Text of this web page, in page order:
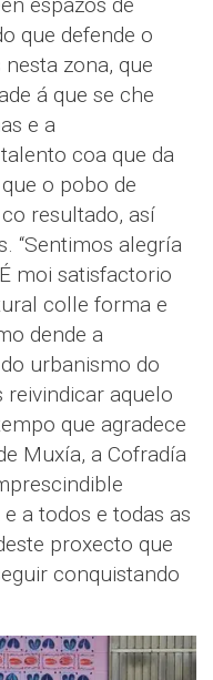
espazos de
que defende o
zona, que
á que se che
e a
coa que da
o pobo de
resultado, así
“Sentimos alegría
moi satisfactorio
colle forma e
dende a
urbanismo do
aquelo
que agradece
Muxía, a Cofradía
a todos e todas as
proxecto que
conquistando